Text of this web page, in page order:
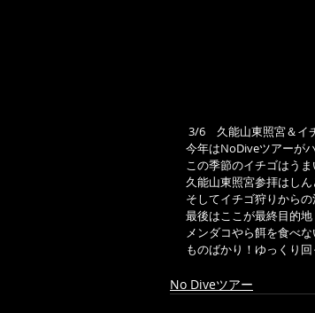
3/6　久能山東照宮＆イ
今年はNoDiveツアーが
この季節のイチゴはう
久能山東照宮参拝はし
そしてイチゴ狩りから
最後はここが最終目的地
メンダコやら餌を食べ
ものばかり！ゆっくり
No Diveツアー